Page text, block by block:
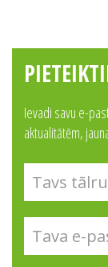
Ievadi savu e-
aktualitātēm,